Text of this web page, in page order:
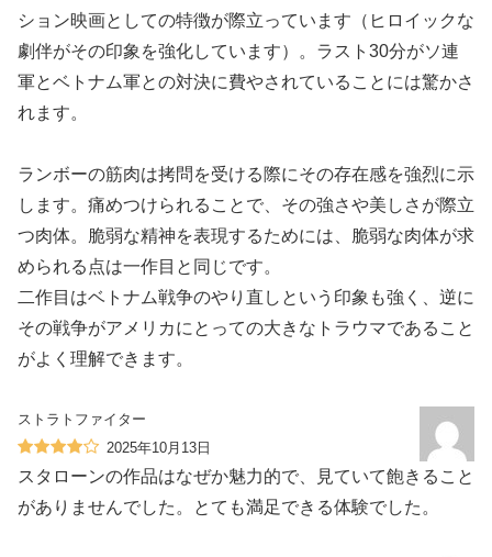
ション映画としての特徴が際立っています（ヒロイックな
劇伴がその印象を強化しています）。ラスト30分がソ連
軍とベトナム軍との対決に費やされていることには驚かさ
れます。
ランボーの筋肉は拷問を受ける際にその存在感を強烈に示
します。痛めつけられることで、その強さや美しさが際立
つ肉体。脆弱な精神を表現するためには、脆弱な肉体が求
められる点は一作目と同じです。
二作目はベトナム戦争のやり直しという印象も強く、逆に
その戦争がアメリカにとっての大きなトラウマであること
がよく理解できます。
ストラトファイター
2025年10月13日
スタローンの作品はなぜか魅力的で、見ていて飽きること
がありませんでした。とても満足できる体験でした。